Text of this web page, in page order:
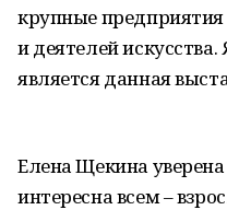
крупные
и деятелей
является данная
Елена Щекина
интересна всем –